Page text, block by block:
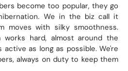
become too popular, they go
We in the biz call it
moves with silky smoothness.
works hard, almost around the
as long as possible. We're
always on duty to keep them